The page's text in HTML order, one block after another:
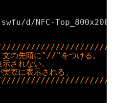
d/NFC-
の先頭に"//"をつける。
されない。
際に表示される。